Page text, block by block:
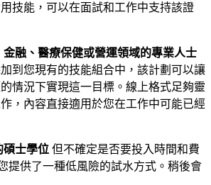
技能，可以在面試和工作中支持該證
金融、醫療保健或營運領域的專業人士
到您現有的技能組合中，該計劃可以讓
情況下實現這一目標。線上格式足夠靈
，內容直接適用於您在工作中可能已經
碩士學位 但不確定是否要投入時間和費
提供了一種低風險的試水方式。稍後會